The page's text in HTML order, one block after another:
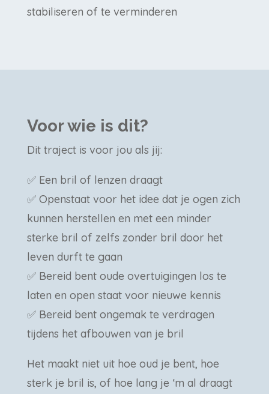
stabiliseren of te verminderen
Voor wie is dit?
Dit traject is voor jou als jij:
✅ Een bril of lenzen draagt
✅ Openstaat voor het idee dat je ogen zich
kunnen herstellen en met een minder
sterke bril of zelfs zonder bril door het
leven durft te gaan
✅ Bereid bent oude overtuigingen los te
laten en open staat voor nieuwe kennis
✅ Bereid bent ongemak te verdragen
tijdens het afbouwen van je bril
Het maakt niet uit hoe oud je bent, hoe
sterk je bril is, of hoe lang je ‘m al draagt